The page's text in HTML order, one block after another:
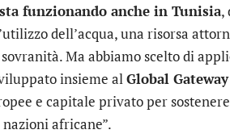
sta funzionando anche in Tunisia,
dell’acqua, una risorsa
Ma abbiamo scelto di
insieme alGlobal
e capitale privato per
africane”.